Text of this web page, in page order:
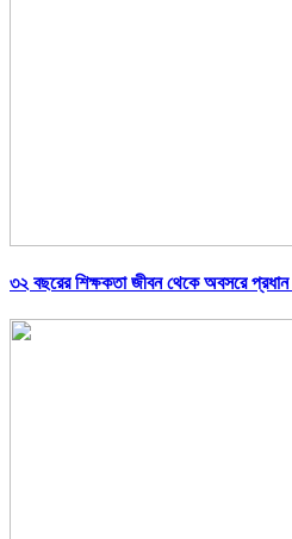
৩২ বছরের শিক্ষকতা জীবন থেকে অবসরে